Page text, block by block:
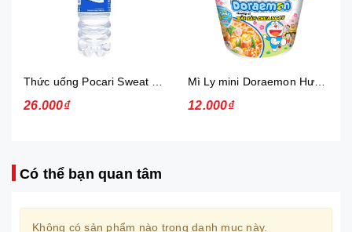
26.000₫ 12.000₫
Có thể bạn quan tâm
Không có sản phẩm nào trong danh mục này.